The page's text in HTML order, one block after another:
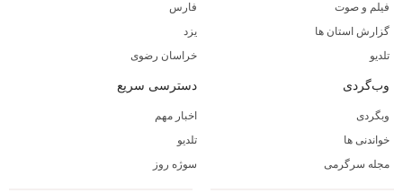
فیلم و صوت
گزارش استان ها
تلدیو
فارس
یزد
خراسان رضوی
وب‌گردی
وبگردی
خواندنی ها
مجله سرگرمی
دسترسی سریع
اخبار مهم
تلدیو
سوژه روز